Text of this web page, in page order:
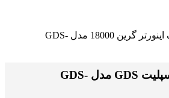
داکت اسپلیت کم مصرف اینورتر گرین 18000 مدل GDS-
جدول فنی داکت اسپلیت GDS مدل GDS-